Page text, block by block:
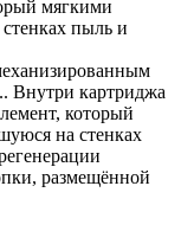
мягкими
пыль и
Внутри картриджа
который
на стенках
размещённой